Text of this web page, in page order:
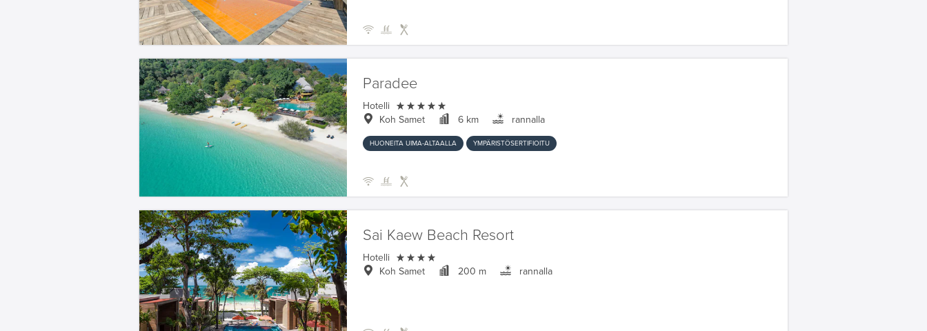
Paradee
Hotelli 
Koh Samet 6 km rannalla
HUONEITA UIMA-ALTAALLA YMPÄRISTÖSERTIFIOITU
Sai Kaew Beach Resort
Hotelli 
Koh Samet 200 m rannalla